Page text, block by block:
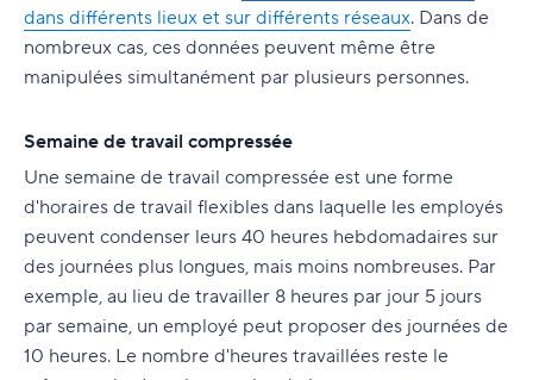
dans différents lieux et sur différents réseaux. Dans de
nombreux cas, ces données peuvent même être
manipulées simultanément par plusieurs personnes.
Semaine de travail compressée
Une semaine de travail compressée est une forme
d'horaires de travail flexibles dans laquelle les employés
peuvent condenser leurs 40 heures hebdomadaires sur
des journées plus longues, mais moins nombreuses. Par
exemple, au lieu de travailler 8 heures par jour 5 jours
par semaine, un employé peut proposer des journées de
10 heures. Le nombre d'heures travaillées reste le